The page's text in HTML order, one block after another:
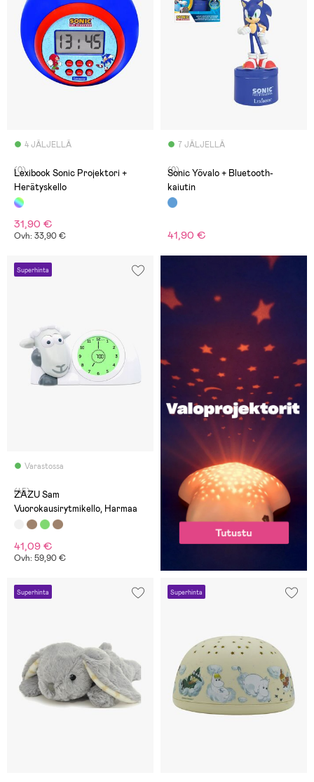
4 JÄLJELLÄ
(0)
Lexibook Sonic Projektori +
Herätyskello
31,90 €
Ovh: 33,90 €
7 JÄLJELLÄ
(0)
Sonic Yövalo + Bluetooth-
kaiutin
41,90 €
Superhinta
Varastossa
(45)
ZAZU Sam
Vuorokausirytmikello, Harmaa
41,09 €
Ovh: 59,90 €
Superhinta Superhinta